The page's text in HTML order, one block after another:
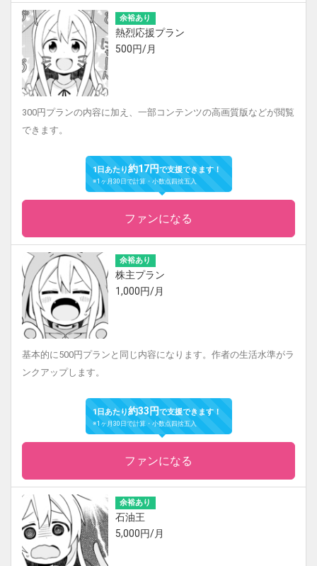
余裕あり
熱烈応援プラン
500円/月
300円プランの内容に加え、一部コンテンツの高画質版などが閲覧
できます。
1日あたり約17円で支援できます！
※1ヶ月30日で計算・小数点四捨五入
ファンになる
余裕あり
株主プラン
1,000円/月
基本的に500円プランと同じ内容になります。作者の生活水準がラ
ンクアップします。
1日あたり約33円で支援できます！
※1ヶ月30日で計算・小数点四捨五入
ファンになる
余裕あり
石油王
5,000円/月